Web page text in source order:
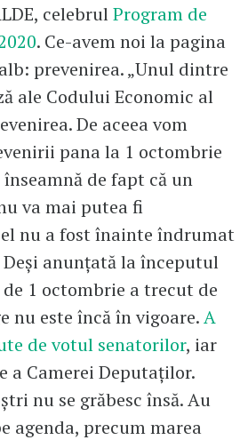
celebrulProgram de
. Ce-avem noi la pagina
prevenirea. „Unul dintre
ale Codului Economic al
De aceea vom
pana la 1 octombrie
de fapt că un
va mai putea fi
nu a fost înainte îndrumat
Deşi anunțată la începutul
1 octombrie a trecut de
nu este încă în vigoare.A
de votul senatorilor, iar
a Camerei Deputaților.
nu se grăbesc însă. Au
agenda, precum marea